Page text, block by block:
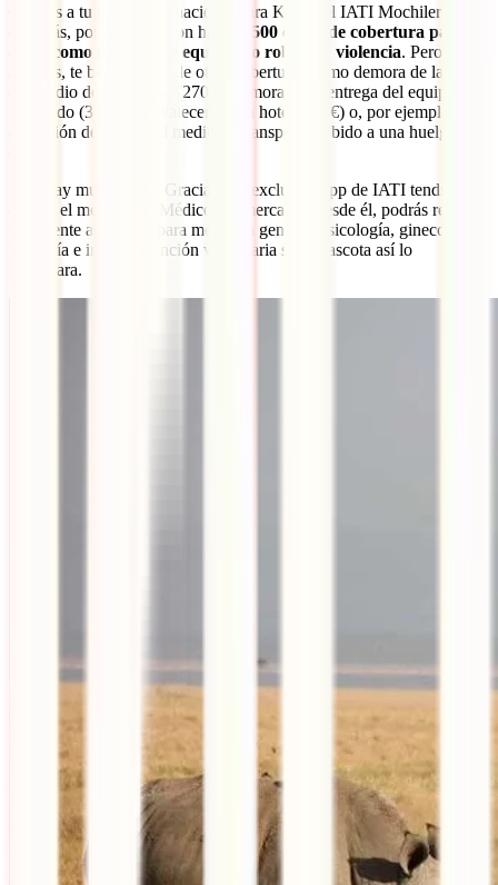
Gracias a tu póliza internacional para Kenia, el IATI Mochilero,
contarás, por ejemplo, con hasta
1.500 euros de cobertura para
casos como pérdida de equipaje o robo con violencia. Pero,
además, te beneficiarás de otras coberturas como demora de la salida
del medio de transporte (270€), demora en la entrega del equipaje
facturado (300€), convalecencia en hotel (600€) o, por ejemplo,
anulación de salida del medio de transporte debido a una huelga
Pero hay mucho más. Gracias a la exclusiva app de IATI tendrás
acceso el mejor Chat Médico del mercado. Desde él, podrás recibir
fácilmente asistencia para medicina general, psicología, ginecología,
pediatría e incluso atención veterinaria si tu mascota así lo
necesitara.